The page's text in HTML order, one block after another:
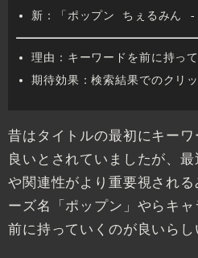
新：「ポップン ちぇるみ
理由：キーワードを前に持っ
期待効果：検索結果でのクリ
昔はタイトルの最初にキー
良いとされていましたが、
や関連性がより重要視され
ーズ名「ポップン」やらキ
前に持っていくのが良いらし